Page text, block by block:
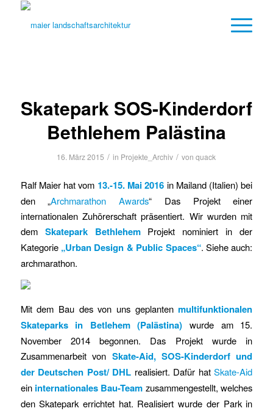
Skatepark SOS-Kinderdorf
Bethlehem Palästina
16. März 2015 / in Projekte_Archiv / vonquack
Ralf Maier hat vom 13.-15. Mai 2016 in Mailand (Italien) bei
den „Archmarathon Awards“ Das Projekt einer
internationalen Zuhörerschaft präsentiert. Wir wurden mit
dem Skatepark BethlehemProjekt nominiert in der
Kategorie „Urban Design & Public Spaces“. Siehe auch:
archmarathon.
Mit dem Bau des von uns geplantenmultifunktionalen
Skateparks in Betlehem (Palästina) wurde am 15.
November 2014 begonnen. Das Projekt wurde in
Zusammenarbeit von Skate-Aid, SOS-Kinderdorf und
der Deutschen Post/ DHL realisiert. Dafür hatSkate-Aid
ein internationales Bau-Team zusammengestellt, welches
den Skatepark errichtet hat. Realisiert wurde der Park in